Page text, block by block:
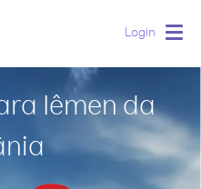
Login
Iêmen da